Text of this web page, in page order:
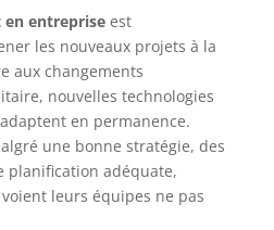
en entrepriseest
les nouveaux projets à la
aux changements
nouvelles technologies
en permanence.
une bonne stratégie, des
planification adéquate,
leurs équipes ne pas